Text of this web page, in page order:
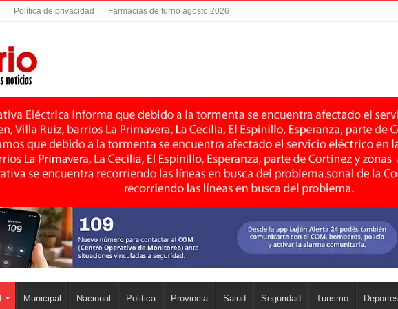
Política de privacidad Farmacias de turno agosto 2026
Municipal Nacional Politica Provincia Salud Seguridad Turismo